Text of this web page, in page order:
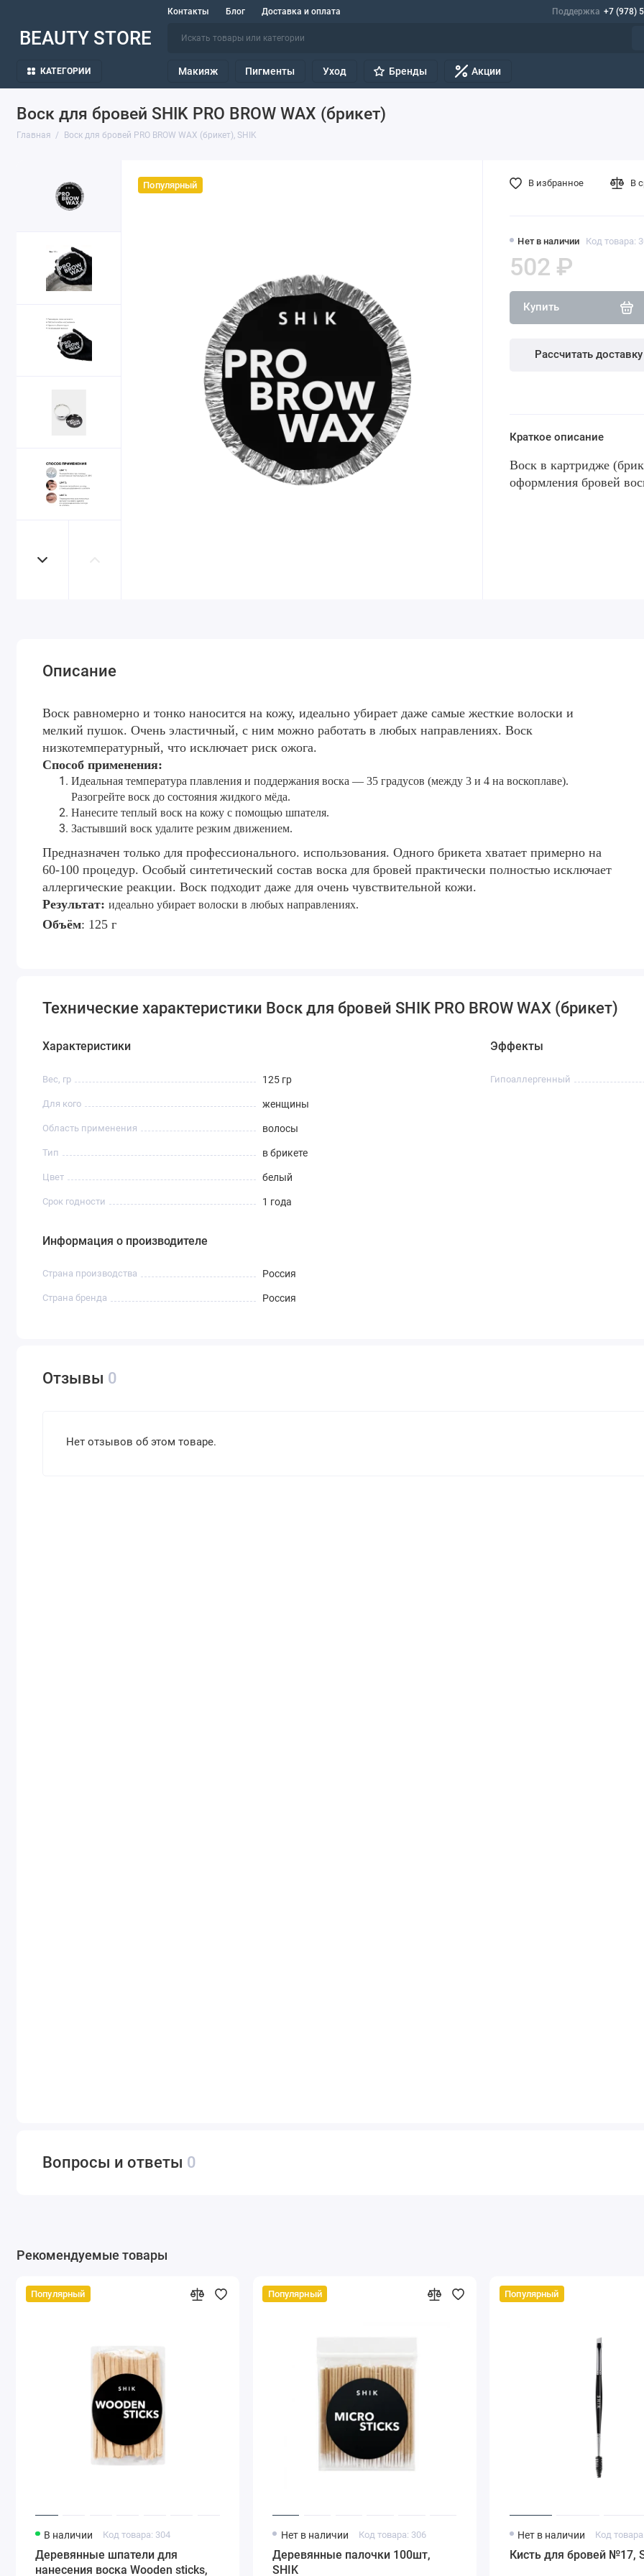
Контакты Блог Доставка и оплата Поддержка +7 (978)
BEAUTY STORE
КАТЕГОРИИ Макияж Пигменты Уход Бренды Акции
Воск для бровей SHIK PRO BROW WAX (брикет)
Главная Воск для бровей PRO BROW WAX (брикет), SHIK
Популярный
Нет в наличии Код товара:
502 ₽
Купить
Рассчитать доставку
В избранное В
Краткое описание
Воск в картридже
оформления бровей
Описание
Воск равномерно и тонко наносится на кожу, идеально убирает даже самые жесткие волоски и
мелкий пушок. Очень эластичный, с ним можно работать в любых направлениях. Воск
низкотемпературный, что исключает риск ожога.
Способ применения:
Идеальная температура плавления и поддержания воска — 35 градусов (между 3 и 4 на воскоплаве).
Разогрейте воск до состояния жидкого мёда.
Нанесите теплый воск на кожу с помощью шпателя.
Застывший воск удалите резким движением.
Предназначен только для профессионального. использования. Одного брикета хватает примерно на
60-100 процедур.Особый синтетический состав воска для бровей практически полностью исключает
аллергические реакции. Воск подходит даже для очень чувствительной кожи.
Результат: идеально убирает волоски в любых направлениях.
Объём: 125 г
Технические характеристики Воск для бровей SHIK PRO BROW WAX (брикет)
Характеристики
Вес, гр 125 гр
Для кого женщины
Область применения волосы
Тип в брикете
Цвет белый
Срок годности 1 года
Эффекты
Гипоаллергенный
Информация о производителе
Страна производства Россия
Страна бренда Россия
Отзывы 0
Нет отзывов об этом товаре.
Вопросы и ответы 0
Рекомендуемые товары
Популярный
В наличии Код товара: 304
Деревянные шпатели для
нанесения воска Wooden sticks,
Популярный
Нет в наличии Код товара: 306
Деревянные палочки 100шт,
SHIK
Популярный
Нет в наличии Код
Кисть для бровей №17,